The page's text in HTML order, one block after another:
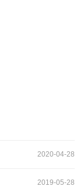
2020-04-28
2019-05-28